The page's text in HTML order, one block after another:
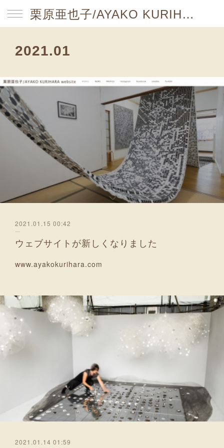
栗原亜也子/AYAKO KURIHARA website
2021.01
2021.01.15 00:42
ウェブサイトが新しくなりました
www.ayakokurihara.com
2021.01.14 01:59